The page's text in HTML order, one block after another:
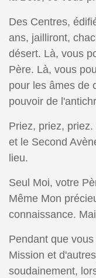
Des Centres,
ans, jailliront,
désert. Là, vous
Père. Là, vous
pour les âmes de
pouvoir de
Priez, priez,
et le Second
lieu.
Seul Moi, votre
Même Mon
connaissance.
Pendant que
Mission et
soudainement,